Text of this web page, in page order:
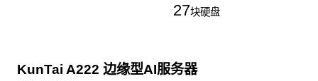
27块硬盘
KunTai A222 边缘型AI服务器